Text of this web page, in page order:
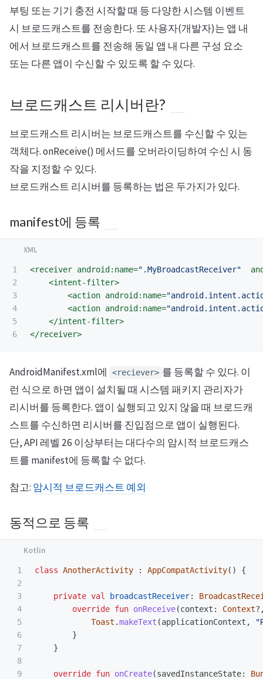
부팅 또는 기기 충전 시작할 때 등 다양한 시스템 이벤트
시 브로드캐스트를 전송한다. 또 사용자(개발자)는 앱 내
에서 브로드캐스트를 전송해 동일 앱 내 다른 구성 요소
또는 다른 앱이 수신할 수 있도록 할 수 있다.
브로드캐스트 리시버란?
브로드캐스트 리시버는 브로드캐스트를 수신할 수 있는
객체다. onReceive() 메서드를 오버라이딩하여 수신 시 동
작을 지정할 수 있다.
브로드캐스트 리시버를 등록하는 법은 두가지가 있다.
manifest에 등록
1
2
3
4
5
<receiver android:name=".MyBroadcastReceiver"
<intent-filter>
<action android:name=
<action android:name=
</intent-filter>
</receiver>
AndroidManifest.xml에 <reciever> 를 등록할 수 있다. 이
런 식으로 하면 앱이 설치될 때 시스템 패키지 관리자가
리시버를 등록한다. 앱이 실행되고 있지 않을 때 브로드캐
스트를 수신하면 리시버를 진입점으로 앱이 실행된다.
단, API 레벨 26 이상부터는 대다수의 암시적 브로드캐스
트를 manifest에 등록할 수 없다.
참고: 암시적 브로드캐스트 예외
동적으로 등록
1
2
3
4
5
6
7
8
9
class AnotherActivity : AppCompatActivity() {
private val broadcastReceiver:
override fun onReceive(context : Context
Toast .makeText (applicationContext ,
}
}
override fun onCreate(savedInstanceState: